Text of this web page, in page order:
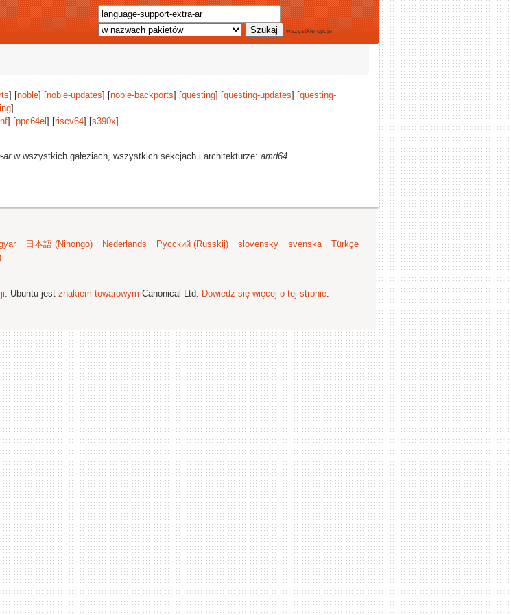
wszystkie opcje
] [noble] [noble-updates] [noble-backports] [questing] [questing-updates] [questing-
]
] [ppc64el ] [riscv64] [s390x]
arw wszystkich gałęziach, wszystkich sekcjach i architekturze: amd64.
日本語 (Nihongo) Nederlands Русский (Russkij) slovensky svenska
Türkçe
. Ubuntu jest znakiem towarowym Canonical Ltd. Dowiedz się więcej o tej stronie.